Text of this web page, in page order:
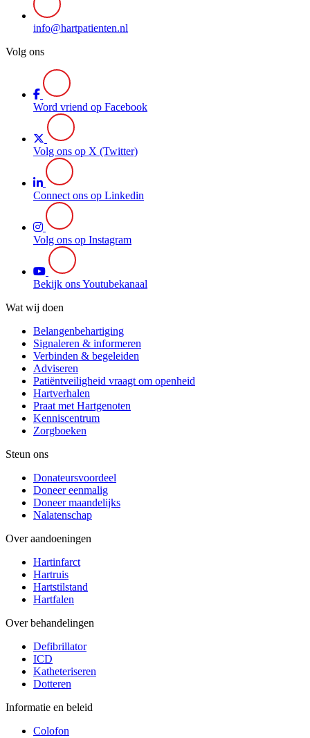
info@hartpatienten.nl
Volg ons
Word vriend op Facebook
Volg ons op X (Twitter)
Connect ons op Linkedin
Volg ons op Instagram
Bekijk ons Youtubekanaal
Wat wij doen
Belangenbehartiging
Signaleren & informeren
Verbinden & begeleiden
Adviseren
Patiëntveiligheid vraagt om openheid
Hartverhalen
Praat met Hartgenoten
Kenniscentrum
Zorgboeken
Steun ons
Donateursvoordeel
Doneer eenmalig
Doneer maandelijks
Nalatenschap
Over aandoeningen
Hartinfarct
Hartruis
Hartstilstand
Hartfalen
Over behandelingen
Defibrillator
ICD
Katheteriseren
Dotteren
Informatie en beleid
Colofon